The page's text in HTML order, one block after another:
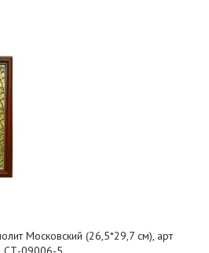
Московский (26,5*29,7 см), арт